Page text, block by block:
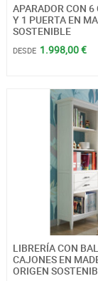
APARADOR CON 6
Y 1 PUERTA EN
SOSTENIBLE
DESDE 1.998,00 €
LIBRERÍA CON
CAJONES EN
ORIGEN